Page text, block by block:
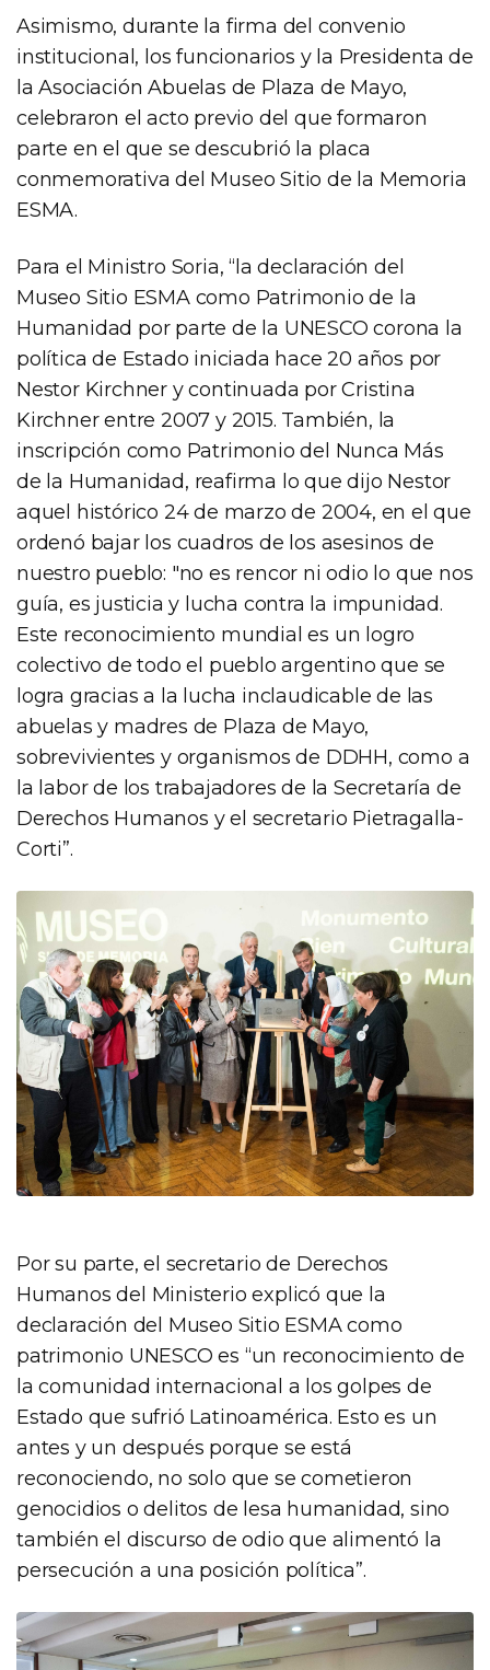
Asimismo, durante la firma del convenio
institucional, los funcionarios y la Presidenta de
la Asociación Abuelas de Plaza de Mayo,
celebraron el acto previo del que formaron
parte en el que se descubrió la placa
conmemorativa del Museo Sitio de la Memoria
ESMA.
Para el Ministro Soria, “la declaración del
Museo Sitio ESMA como Patrimonio de la
Humanidad por parte de la UNESCO corona la
política de Estado iniciada hace 20 años por
Nestor Kirchner y continuada por Cristina
Kirchner entre 2007 y 2015. También, la
inscripción como Patrimonio del Nunca Más
de la Humanidad, reafirma lo que dijo Nestor
aquel histórico 24 de marzo de 2004, en el que
ordenó bajar los cuadros de los asesinos de
nuestro pueblo: "no es rencor ni odio lo que nos
guía, es justicia y lucha contra la impunidad.
Este reconocimiento mundial es un logro
colectivo de todo el pueblo argentino que se
logra gracias a la lucha inclaudicable de las
abuelas y madres de Plaza de Mayo,
sobrevivientes y organismos de DDHH, como a
la labor de los trabajadores de la Secretaría de
Derechos Humanos y el secretario Pietragalla-
Corti”.
Por su parte, el secretario de Derechos
Humanos del Ministerio explicó que la
declaración del Museo Sitio ESMA como
patrimonio UNESCO es “un reconocimiento de
la comunidad internacional a los golpes de
Estado que sufrió Latinoamérica. Esto es un
antes y un después porque se está
reconociendo, no solo que se cometieron
genocidios o delitos de lesa humanidad, sino
también el discurso de odio que alimentó la
persecución a una posición política”.